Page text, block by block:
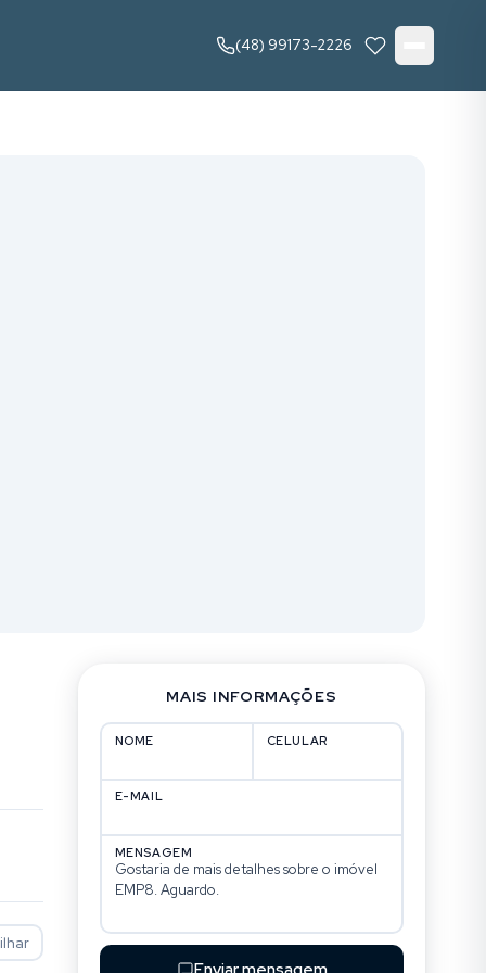
(48) 99173-2226
MAIS INFORMAÇÕES
NOME CELULAR
E-MAIL
MENSAGEM